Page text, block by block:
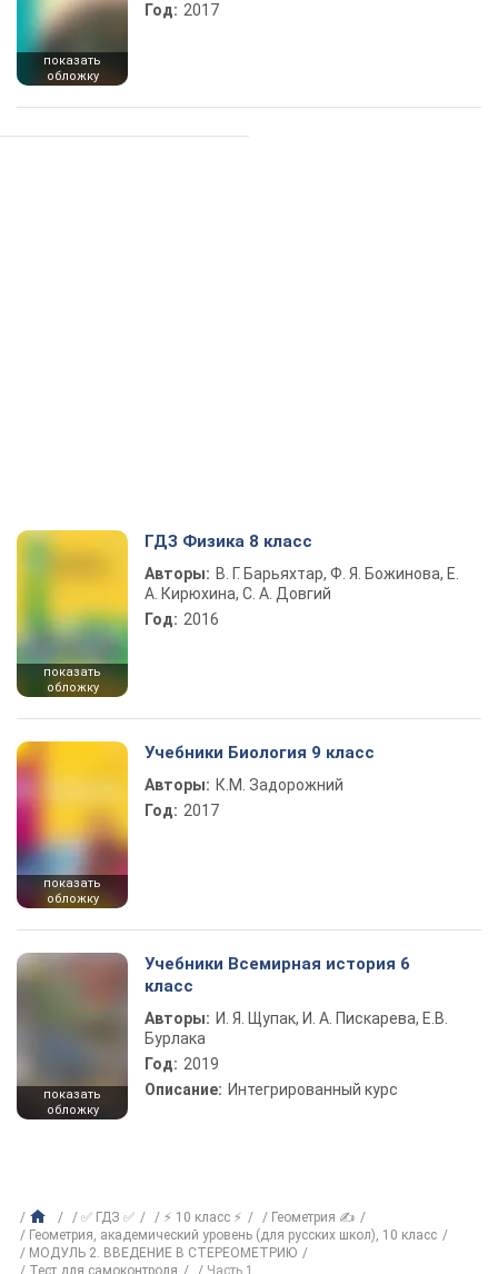
показать
обложку
Год: 2017
показать
обложку
ГДЗ Физика 8 класс
Авторы: В. Г. Барьяхтар, Ф. Я. Божинова, Е.
А. Кирюхина, С. А. Довгий
Год: 2016
показать
обложку
Учебники Биология 9 класс
Авторы: К.М. Задорожний
Год: 2017
показать
обложку
Учебники Всемирная история 6
класс
Авторы: И. Я. Щупак, И. А. Пискарева, Е.В.
Бурлака
Год: 2019
Описание: Интегрированный курс
✅ ГДЗ ✅ ⚡ 10 класс ⚡
Геометрия ✍
Геометрия, академический уровень (для русских школ), 10 класс
МОДУЛЬ 2. ВВЕДЕНИЕ В СТЕРЕОМЕТРИЮ
Тест для самоконтроля
Часть 1